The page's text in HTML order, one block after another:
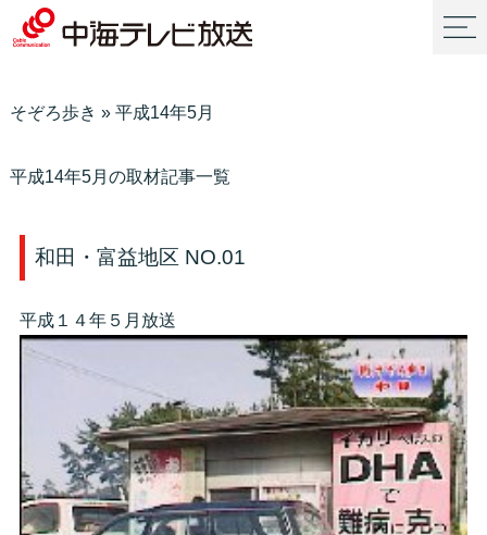
そぞろ歩き » 平成14年5月
平成14年5月の取材記事一覧
和田・富益地区 NO.01
平成１４年５月放送